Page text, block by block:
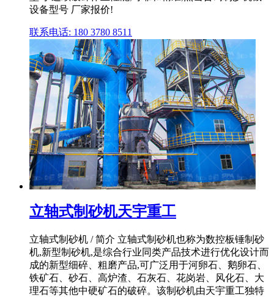
设备型号 厂家报价!
联系电话: 180 3780 8511
立轴式制砂机天宇重工
立轴式制砂机 / 简介 立轴式制砂机也称为数控板锤制砂
机,新型制砂机,是综合行业同类产品技术进行优化设计而
成的新型细碎、粗磨产品,可广泛用于河卵石、鹅卵石、
铁矿石、砂石、高炉渣、石灰石、花岗岩、风化石、大
理石等其他中硬矿石的破碎。该制砂机由天宇重工独特